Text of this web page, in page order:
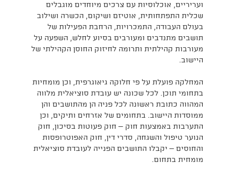
ועריריים, אוכלוסיות עם צרכים מיוחדים מוגבלים
שכלית התפתחותית, אוטיזם ושיקום, הכשרה ושילוב
בעולם העבודה, התמכרויות, הרחבת הפעילות של
תושבים מתנדבים ומעורבים בסיוע לחלש, השפעה על
מעורבות קהילתית ותרומה לחיזוק החוסן הקהילתי של
היישוב.
המחלקה פועלת על פי חלוקה גיאוגרפית, וכן מומחיות
בתחומי תוכן. לכל שכונה יש עובדת סוציאלית מלווה
המהווה כתובת ראשונה לכל פניה הן מהתושבים והן
ממוסדות היישוב. בתחומים של אזרחים ותיקים, וכן
התערבות באמצעות חוק – חוק פעוטות בסיכון, חוק
הנוער טיפול והשגחה, סדרי דין, חוק האפוטרופסות
והחוסים – יקבלו התושבים הפנייה לעובדת סוציאלית
מומחית בתחום.